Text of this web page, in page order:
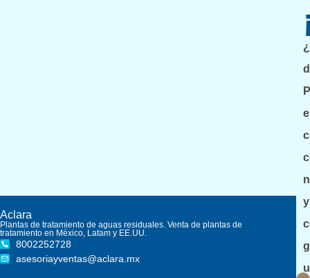
y
Aclara
Plantas de tratamiento de aguas residuales. Venta de plantas de
tratamiento en México, Latam y EE.UU.
8002252728
asesoriayventas@aclara.mx